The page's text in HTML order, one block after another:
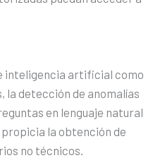
inteligencia artificial como
la detección de anomalías
en lenguaje natural
propicia la obtención de
no técnicos.